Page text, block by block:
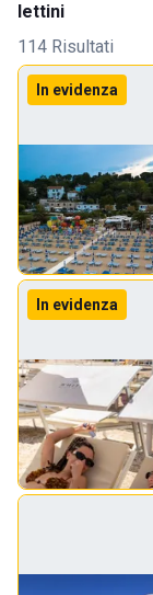
lettini
114 Risultati
In evidenza
In evidenza